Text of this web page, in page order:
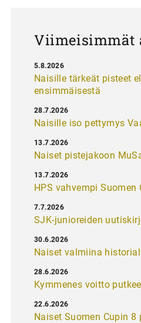
Viimeisimmät
Naisille tärkeät pisteet
ensimmäisestä
5.8.2026
Naisille iso pettymys
28.7.2026
Naiset pistejakoon
13.7.2026
HPS vahvempi Suomen
13.7.2026
SJK-junioreiden
7.7.2026
Naiset valmiina
30.6.2026
Kymmenes voitto
28.6.2026
Naiset Suomen Cupin
22.6.2026